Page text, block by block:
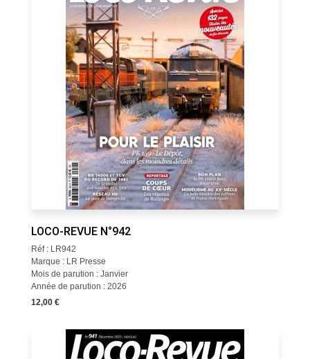
LOCO-REVUE N°942
Réf : LR942
Marque : LR Presse
Mois de parution : Janvier
Année de parution : 2026
12,00 €